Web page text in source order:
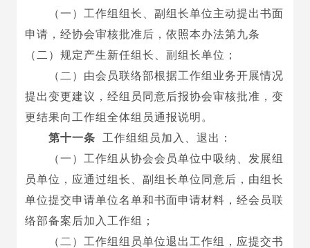
（一）工作组组长、副组长单位主动提出书面
申请，经协会审核批准后，依照本办法第九条
（二）规定产生新任组长、副组长单位；
（二）由会员联络部根据工作组业务开展情况
提出变更建议，经组员同意后报协会审核批准，变
更结果向工作组全体组员通报说明。
第十一条
工作组组员加入、退出：
（一）工作组从协会会员单位中吸纳、发展组
员单位，应通过组长、副组长单位同意后，由组长
单位提交申请单位名单和书面申请材料，经会员联
络部备案后加入工作组；
（二）工作组组员单位退出工作组，应提交书